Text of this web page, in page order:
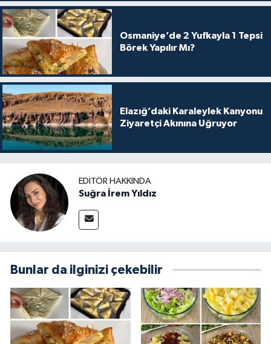
Osmaniye’de 2 Yufkayla 1 Tepsi
Börek Yapılır Mı?
Elazığ’daki Karaleylek Kanyonu
Ziyaretçi Akınına Uğruyor
EDITÖR HAKKINDA
Suğra İrem Yıldız
Bunlar da ilginizi çekebilir